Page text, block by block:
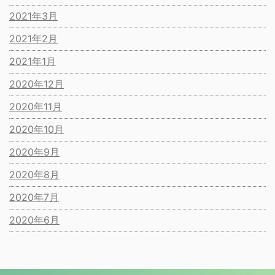
2021年3月
2021年2月
2021年1月
2020年12月
2020年11月
2020年10月
2020年9月
2020年8月
2020年7月
2020年6月